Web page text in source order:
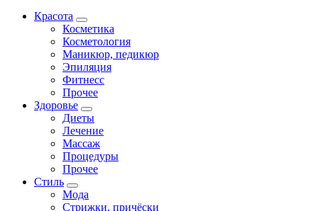
Красота
Косметика
Косметология
Маникюр, педикюр
Эпиляция
Фитнесс
Прочее
Здоровье
Диеты
Лечение
Массаж
Процедуры
Прочее
Стиль
Мода
Стрижки, причёски